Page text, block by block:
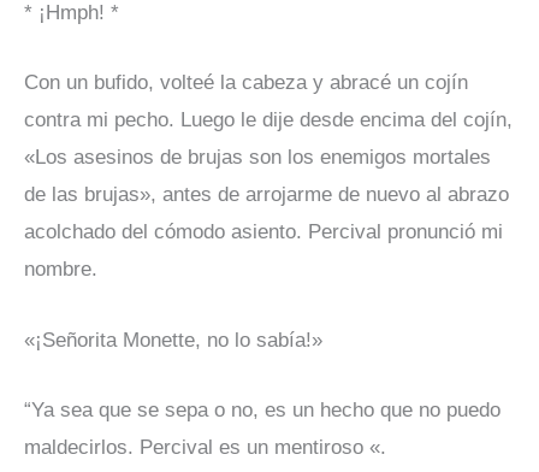
* ¡Hmph! *
Con un bufido, volteé la cabeza y abracé un cojín
contra mi pecho. Luego le dije desde encima del cojín,
«Los asesinos de brujas son los enemigos mortales
de las brujas», antes de arrojarme de nuevo al abrazo
acolchado del cómodo asiento. Percival pronunció mi
nombre.
«¡Señorita Monette, no lo sabía!»
“Ya sea que se sepa o no, es un hecho que no puedo
maldecirlos. Percival es un mentiroso «.